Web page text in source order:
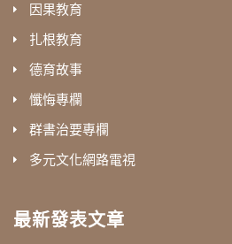
因果教育
扎根教育
德育故事
懺悔專欄
群書治要專欄
多元文化網路電視
最新發表文章